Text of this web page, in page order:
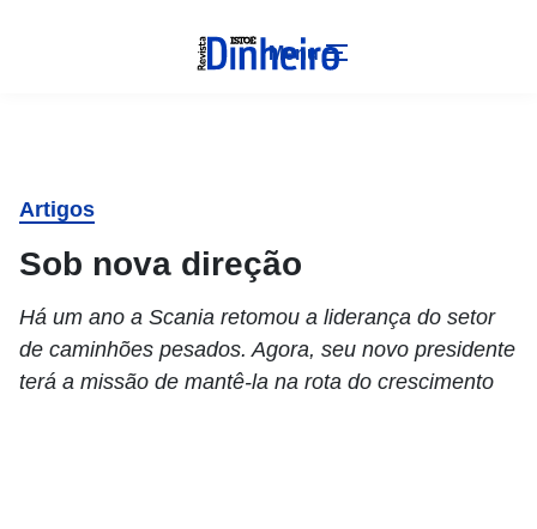
Menu
Artigos
Sob nova direção
Há um ano a Scania retomou a liderança do setor
de caminhões pesados. Agora, seu novo presidente
terá a missão de mantê-la na rota do crescimento